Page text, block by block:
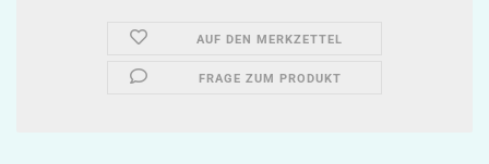
AUF DEN MERKZETTEL
FRAGE ZUM PRODUKT